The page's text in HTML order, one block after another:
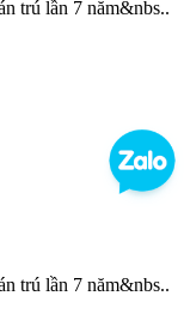
trú lần 7 năm&nbs..
trú lần 7 năm&nbs..